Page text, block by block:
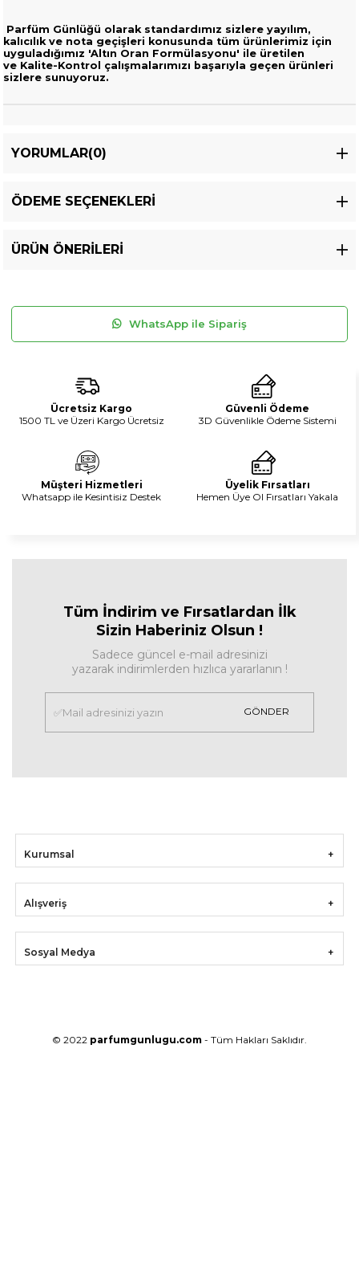
Parfüm Günlüğü olarak standardımız sizlere yayılım,
kalıcılık ve nota geçişleri konusunda tüm ürünlerimiz için
uyguladığımız 'Altın Oran Formülasyonu' ile üretilen
ve Kalite-Kontrol çalışmalarımızı başarıyla geçen ürünleri
sizlere sunuyoruz.
YORUMLAR(0)
ÖDEME SEÇENEKLERI
ÜRÜN ÖNERILERI
WhatsApp ile Sipariş
Ücretsiz Kargo
1500 TL ve Üzeri Kargo Ücretsiz
Güvenli Ödeme
3D Güvenlikle Ödeme Sistemi
Müşteri Hizmetleri
Whatsapp ile Kesintisiz Destek
Üyelik Fırsatları
Hemen Üye Ol Fırsatları Yakala
Tüm İndirim ve Fırsatlardan İlk
Sizin Haberiniz Olsun !
Sadece güncel e-mail adresinizi
yazarak indirimlerden hızlıca yararlanın !
GÖNDER
Kurumsal
Alışveriş
Sosyal Medya
© 2022 parfumgunlugu.com - Tüm Hakları Saklıdır.